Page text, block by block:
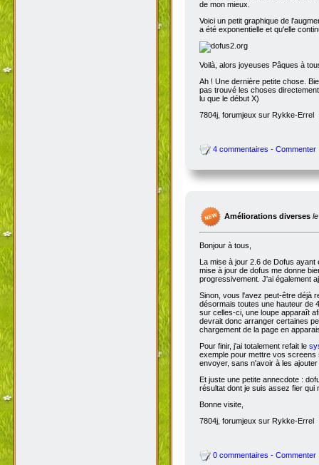
de mon mieux.
Voici un petit graphique de
a été exponentielle et qu'elle
Voilà, alors joyeuses Pâques à
Ah ! Une dernière petite chose.
pas trouvé les choses
lu que le début X)
7804j, forumjeux sur Rykke-Errel
4 commentaires - Commenter
Améliorations diverses
Bonjour à tous,
La mise à jour 2.6 de Dofus
mise à jour de dofus me donne
progressivement. J'ai également
Sinon, vous l'avez peut-être déjà
désormais toutes une hauteur de
sur celles-ci, une loupe apparaît
devrait donc arranger certaines
chargement de la page en
Pour finir, j'ai totalement refait le
exemple pour mettre vos
envoyer, sans n'avoir à les
Et juste une petite annecdote :
résultat dont je suis assez fier qui
Bonne visite,
7804j, forumjeux sur Rykke-Errel
0 commentaires - Commenter